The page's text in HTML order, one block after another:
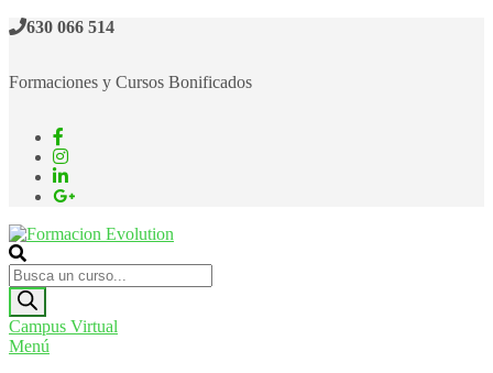
Saltar630 066 514
Formaciones y Cursos Bonificados
Formacion Evolution
Cursos de formación continua
Búsqueda
de
productos
Campus Virtual
Menú